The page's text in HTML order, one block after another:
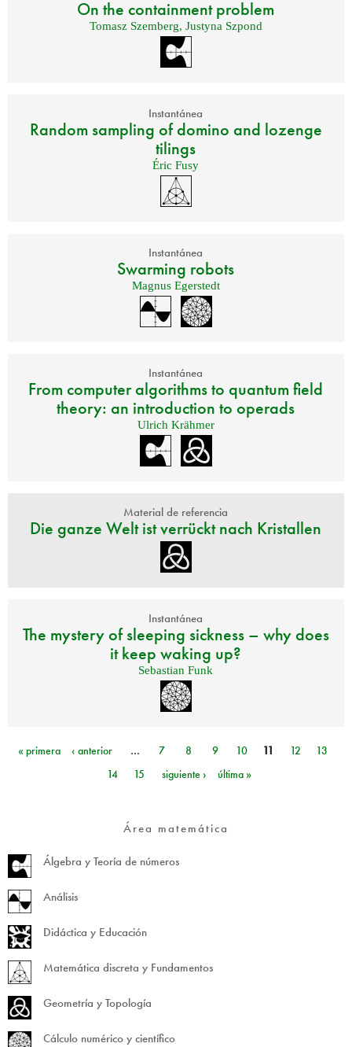
On the containment problem
Tomasz Szemberg, Justyna Szpond
Instantánea
Random sampling of domino and lozenge
tilings
Éric Fusy
Instantánea
Swarming robots
Magnus Egerstedt
Instantánea
From computer algorithms to quantum field
theory: an introduction to operads
Ulrich Krähmer
Material de referencia
Die ganze Welt ist verrückt nach Kristallen
Instantánea
The mystery of sleeping sickness – why does
it keep waking up?
Sebastian Funk
Páginas
« primera ‹ anterior … 7 8 9 10 11 12
13
14
15 siguiente › última »
Área matemática
Álgebra y Teoría de números
Análisis
Didáctica y Educación
Matemática discreta y Fundamentos
Geometría y Topología
Cálculo numérico y científico